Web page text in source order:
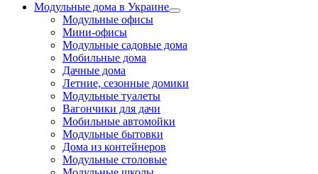
Модульные дома в Украине
Модульные офисы
Мини-офисы
Модульные садовые дома
Мобильные дома
Дачные дома
Летние, сезонные домики
Модульные туалеты
Вагончики для дачи
Мобильные автомойки
Модульные бытовки
Дома из контейнеров
Модульные столовые